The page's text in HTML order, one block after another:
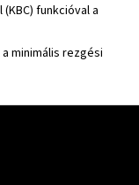
funkcióval a
minimális rezgési